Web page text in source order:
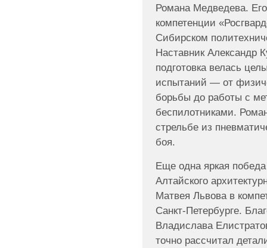
Романа Медведева.
компетенции
Сибирском
Наставник Александр
подготовка велась
испытаний — от
борьбы до работы с
беспилотниками.
стрельбе из
боя.
Еще одна яркая
Алтайского
Матвея Львова в
Санкт-Петербурге.
Владислава
точно рассчитал